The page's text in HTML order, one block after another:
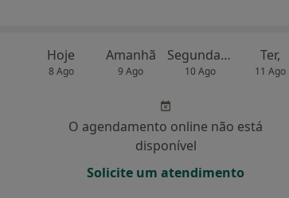
Hoje
8 Ago
Amanhã
9 Ago
Segunda-feira
10 Ago
Ter,
11 Ago
O agendamento online não está
disponível
Solicite um atendimento